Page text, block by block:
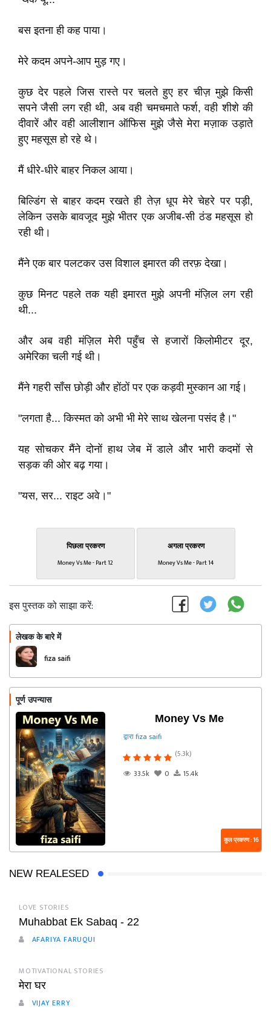
बस इतना ही कह पाया।
मेरे कदम अपने-आप मुड़ गए।
कुछ देर पहले जिस रास्ते पर चलते हुए हर चीज़ मुझे किसी
सपने जैसी लग रही थी, अब वही चमचमाते फर्श, वही शीशे की
दीवारें और वही आलीशान ऑफिस मुझे जैसे मेरा मज़ाक उड़ाते
हुए महसूस हो रहे थे।
मैं धीरे-धीरे बाहर निकल आया।
बिल्डिंग से बाहर कदम रखते ही तेज़ धूप मेरे चेहरे पर पड़ी,
लेकिन उसके बावजूद मुझे भीतर एक अजीब-सी ठंड महसूस हो
रही थी।
मैंने एक बार पलटकर उस विशाल इमारत की तरफ़ देखा।
कुछ मिनट पहले तक यही इमारत मुझे अपनी मंज़िल लग रही
थी...
और अब वही मंज़िल मेरी पहुँच से हजारों किलोमीटर दूर,
अमेरिका चली गई थी।
मैंने गहरी साँस छोड़ी और होंठों पर एक कड़वी मुस्कान आ गई।
"लगता है... किस्मत को अभी भी मेरे साथ खेलना पसंद है।"
यह सोचकर मैंने दोनों हाथ जेब में डाले और भारी कदमों से
सड़क की ओर बढ़ गया।
"यस, सर... राइट अवे।"
पिछला प्रकरण
Money Vs Me - Part 12
अगला प्रकरण
Money Vs Me - Part 14
इस पुस्तक को साझा करें:
लेखक के बारे में
fiza saifi
पूर्ण उपन्यास
Money Vs Me
द्वारा fiza saifi
(5.3k)
33.5k
0 15.4k
कुल प्रकरण : 16
NEW REALESED
LOVE STORIES
Muhabbat Ek Sabaq - 22
AFARIYA FARUQUI
MOTIVATIONAL STORIES
मेरा घर
VIJAY ERRY